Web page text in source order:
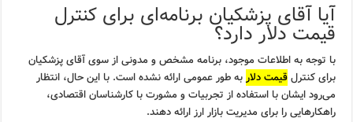
آیا آقای پزشکیان برنامه‌ای برای کنترل
قیمت دلار دارد؟
با توجه به اطلاعات موجود، برنامه مشخص و مدونی از سوی آقای پزشکیان
برای کنترلقیمت دلاربه طور عمومی ارائه نشده است. با این حال، انتظار
می‌رود ایشان با استفاده از تجربیات و مشورت با کارشناسان اقتصادی،
راهکارهایی را برای مدیریت بازار ارز ارائه دهند.